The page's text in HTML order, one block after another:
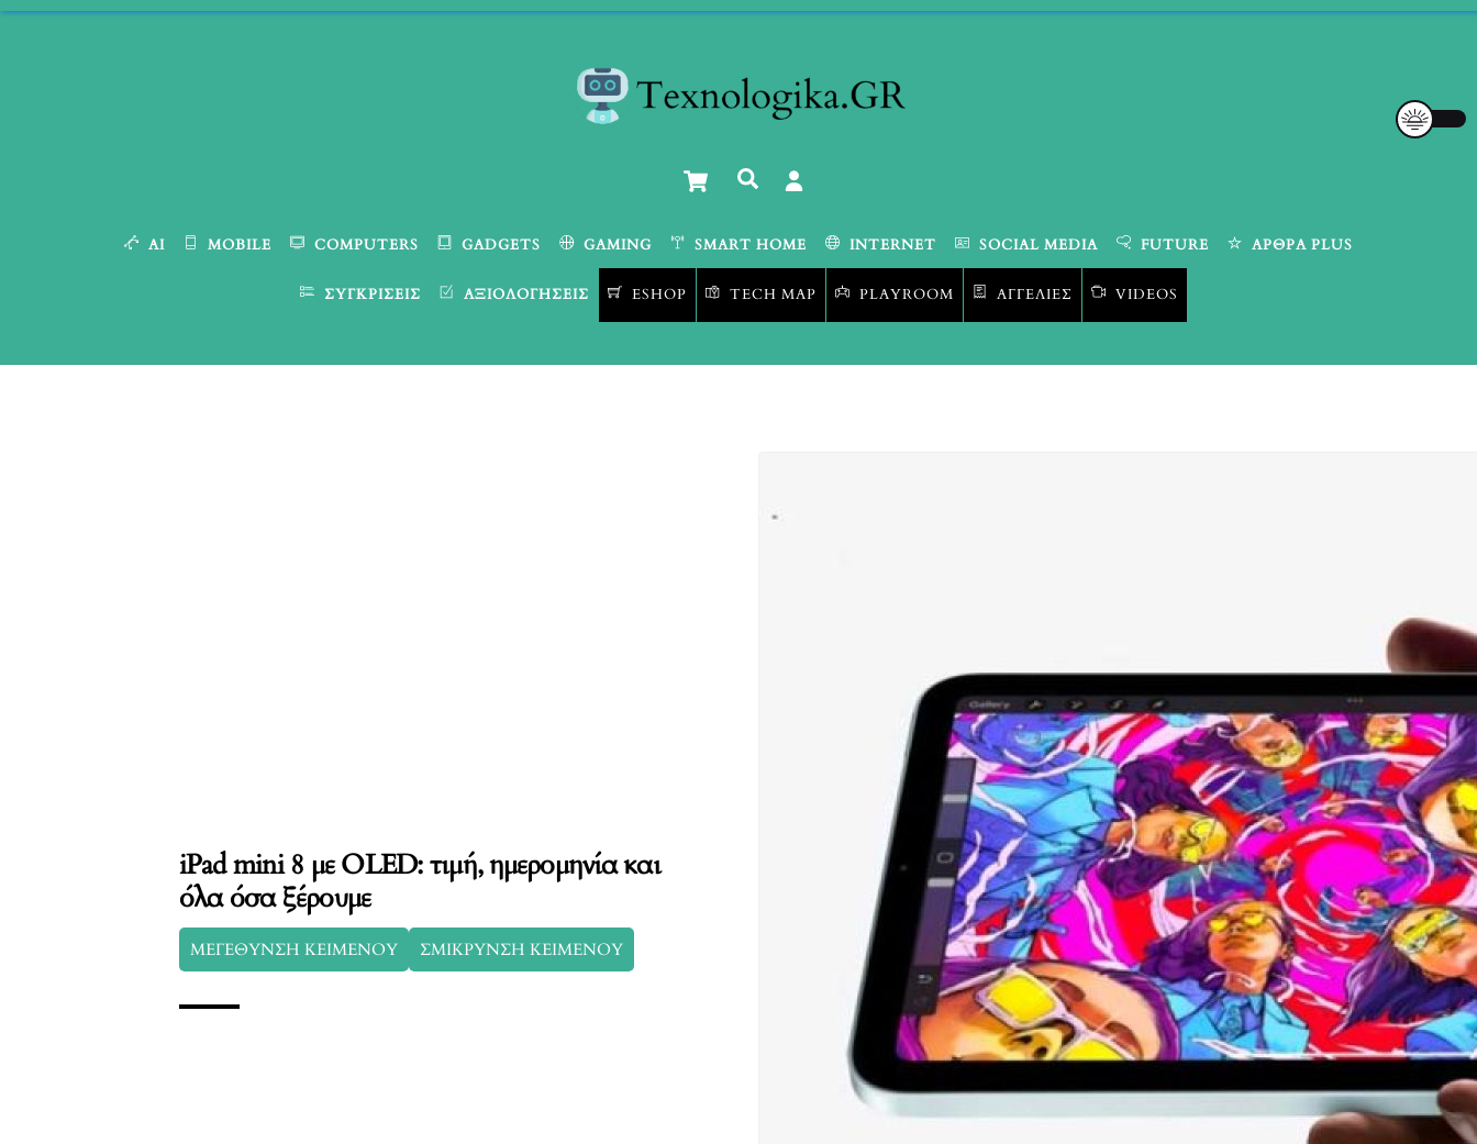
Skip
Cart Αναζήτηση
AI MOBILE COMPUTERS GADGETS GAMING SMART HOME INTERNET SOCIAL MEDIA FUTURE ΆΡΘΡΑ PLUS
ΣΥΓΚΡΊΣΕΙΣ ΑΞΙΟΛΟΓΉΣΕΙΣ ESHOP TECH MAP PLAYROOM ΑΓΓΕΛΊΕΣ VIDEOS
iPad mini 8 με OLED: τιμή, ημερομηνία και
όλα όσα ξέρουμε
ΜΕΓΕΘΥΝΣΗ ΚΕΙΜΕΝΟΥ ΣΜΙΚΡΥΝΣΗ ΚΕΙΜΕΝΟΥ